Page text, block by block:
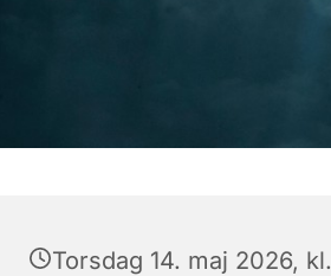
Torsdag 14. maj 2026, kl.